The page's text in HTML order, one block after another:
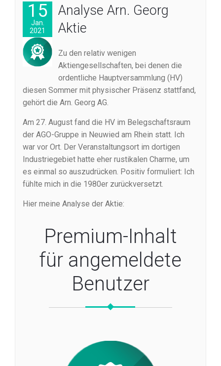
15
Jan.
2021
Analyse Arn. Georg
Aktie
Zu den relativ wenigen
Aktiengesellschaften, bei denen die
ordentliche Hauptversammlung (HV)
diesen Sommer mit physischer Präsenz stattfand,
gehört die Arn. Georg AG.
Am 27. August fand die HV im Belegschaftsraum
der AGO-Gruppe in Neuwied am Rhein statt. Ich
war vor Ort. Der Veranstaltungsort im dortigen
Industriegebiet hatte eher rustikalen Charme, um
es einmal so auszudrücken. Positiv formuliert: Ich
fühlte mich in die 1980er zurückversetzt.
Hier meine Analyse der Aktie:
Premium-Inhalt
für angemeldete
Benutzer